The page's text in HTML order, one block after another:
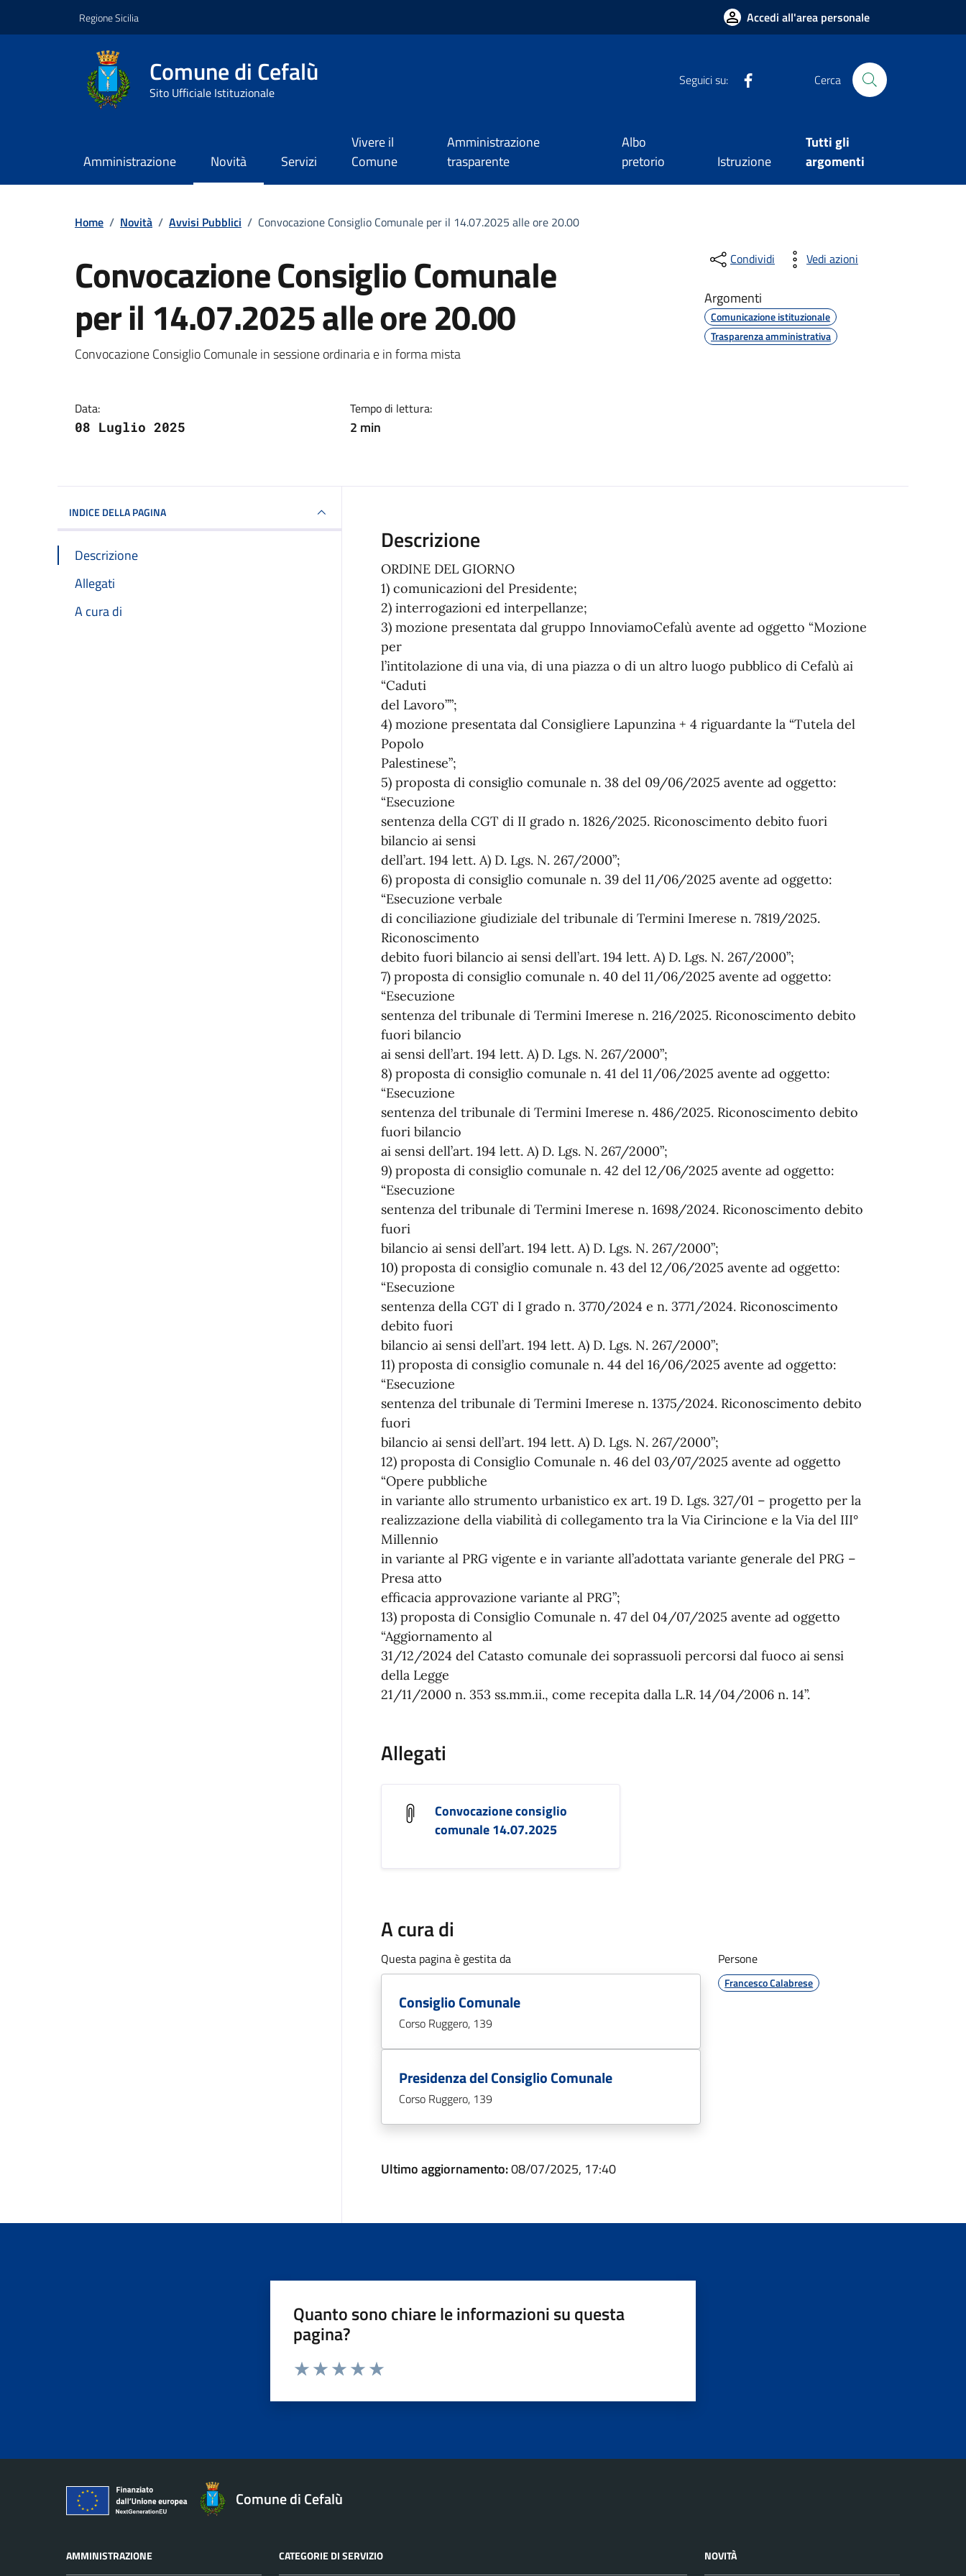
Regione Sicilia Accedi all'area personale
Comune di Cefalù
Sito Ufficiale Istituzionale
Seguici su: Cerca
Amministrazione Novità Servizi
Vivere il
Comune
Amministrazione
trasparente
Albo
pretorio
Istruzione
Tutti gli
argomenti
Home / Novità / Avvisi Pubblici / Convocazione Consiglio Comunale per il 14.07.2025 alle ore 20.00
Convocazione Consiglio Comunale
per il 14.07.2025 alle ore 20.00
Dettagli della notizia
Convocazione Consiglio Comunale in sessione ordinaria e in forma mista
Data:
08 Luglio 2025
Tempo di lettura:
2 min
Condividi Vedi azioni
Argomenti
Comunicazione istituzionale
Trasparenza amministrativa
INDICE DELLA PAGINA
Descrizione
Allegati
A cura di
Descrizione
ORDINE DEL GIORNO
1) comunicazioni del Presidente;
2) interrogazioni ed interpellanze;
3) mozione presentata dal gruppo InnoviamoCefalù avente ad oggetto “Mozione
per
l’intitolazione di una via, di una piazza o di un altro luogo pubblico di Cefalù ai
“Caduti
del Lavoro””;
4) mozione presentata dal Consigliere Lapunzina + 4 riguardante la “Tutela del
Popolo
Palestinese”;
5) proposta di consiglio comunale n. 38 del 09/06/2025 avente ad oggetto:
“Esecuzione
sentenza della CGT di II grado n. 1826/2025. Riconoscimento debito fuori
bilancio ai sensi
dell’art. 194 lett. A) D. Lgs. N. 267/2000”;
6) proposta di consiglio comunale n. 39 del 11/06/2025 avente ad oggetto:
“Esecuzione verbale
di conciliazione giudiziale del tribunale di Termini Imerese n. 7819/2025.
Riconoscimento
debito fuori bilancio ai sensi dell’art. 194 lett. A) D. Lgs. N. 267/2000”;
7) proposta di consiglio comunale n. 40 del 11/06/2025 avente ad oggetto:
“Esecuzione
sentenza del tribunale di Termini Imerese n. 216/2025. Riconoscimento debito
fuori bilancio
ai sensi dell’art. 194 lett. A) D. Lgs. N. 267/2000”;
8) proposta di consiglio comunale n. 41 del 11/06/2025 avente ad oggetto:
“Esecuzione
sentenza del tribunale di Termini Imerese n. 486/2025. Riconoscimento debito
fuori bilancio
ai sensi dell’art. 194 lett. A) D. Lgs. N. 267/2000”;
9) proposta di consiglio comunale n. 42 del 12/06/2025 avente ad oggetto:
“Esecuzione
sentenza del tribunale di Termini Imerese n. 1698/2024. Riconoscimento debito
fuori
bilancio ai sensi dell’art. 194 lett. A) D. Lgs. N. 267/2000”;
10) proposta di consiglio comunale n. 43 del 12/06/2025 avente ad oggetto:
“Esecuzione
sentenza della CGT di I grado n. 3770/2024 e n. 3771/2024. Riconoscimento
debito fuori
bilancio ai sensi dell’art. 194 lett. A) D. Lgs. N. 267/2000”;
11) proposta di consiglio comunale n. 44 del 16/06/2025 avente ad oggetto:
“Esecuzione
sentenza del tribunale di Termini Imerese n. 1375/2024. Riconoscimento debito
fuori
bilancio ai sensi dell’art. 194 lett. A) D. Lgs. N. 267/2000”;
12) proposta di Consiglio Comunale n. 46 del 03/07/2025 avente ad oggetto
“Opere pubbliche
in variante allo strumento urbanistico ex art. 19 D. Lgs. 327/01 – progetto per la
realizzazione della viabilità di collegamento tra la Via Cirincione e la Via del III°
Millennio
in variante al PRG vigente e in variante all’adottata variante generale del PRG –
Presa atto
efficacia approvazione variante al PRG”;
13) proposta di Consiglio Comunale n. 47 del 04/07/2025 avente ad oggetto
“Aggiornamento al
31/12/2024 del Catasto comunale dei soprassuoli percorsi dal fuoco ai sensi
della Legge
21/11/2000 n. 353 ss.mm.ii., come recepita dalla L.R. 14/04/2006 n. 14”.
Allegati
Convocazione consiglio
comunale 14.07.2025
A cura di
Questa pagina è gestita da
Consiglio Comunale
Corso Ruggero, 139
Presidenza del Consiglio Comunale
Corso Ruggero, 139
Persone
Francesco Calabrese
Ultimo aggiornamento:08/07/2025, 17:40
Quanto sono chiare le informazioni su questa
pagina?
Comune di Cefalù
AMMINISTRAZIONE CATEGORIE DI SERVIZIO NOVITÀ